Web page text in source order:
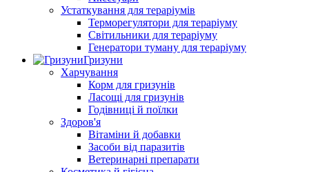
Устаткування для тераріумів
Терморегулятори для тераріуму
Світильники для тераріуму
Генератори туману для тераріуму
Гризуни
Харчування
Корм для гризунів
Ласощі для гризунів
Годівниці й поїлки
Здоров'я
Вітаміни й добавки
Засоби від паразитів
Ветеринарні препарати